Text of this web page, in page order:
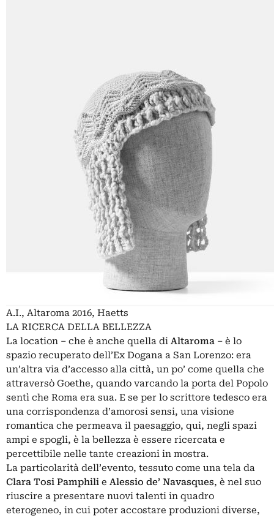
A.I., Altaroma 2016, Haetts
LA RICERCA DELLA BELLEZZA
La location – che è anche quella di Altaroma – è lo
spazio recuperato dell’Ex Dogana a San Lorenzo: era
un’altra via d’accesso alla città, un po’ come quella che
attraversò Goethe, quando varcando la porta del Popolo
sentì che Roma era sua. E se per lo scrittore tedesco era
una corrispondenza d’amorosi sensi, una visione
romantica che permeava il paesaggio, qui, negli spazi
ampi e spogli, è la bellezza è essere ricercata e
percettibile nelle tante creazioni in mostra.
La particolarità dell’evento, tessuto come una tela da
Clara Tosi Pamphili e Alessio de’ Navasques, è nel suo
riuscire a presentare nuovi talenti in quadro
eterogeneo, in cui poter accostare produzioni diverse,